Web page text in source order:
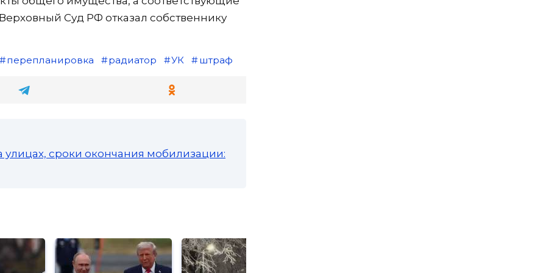
Суд РФ отказал собственнику
перепланировка радиатор УК штраф
сроки окончания мобилизации: